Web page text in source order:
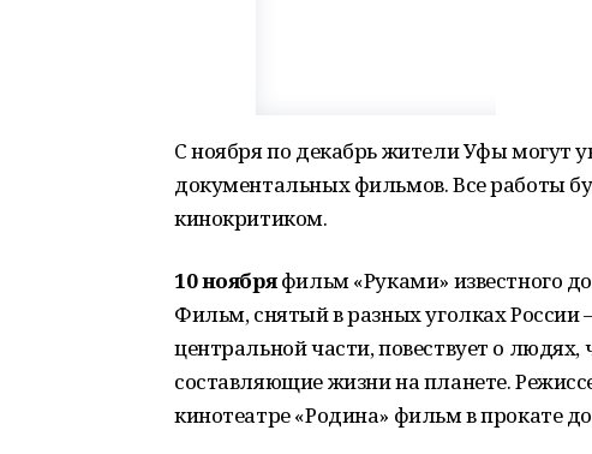
C ноября по декабрь жители Уфы могут
документальных фильмов. Все работы
кинокритиком.
10 ноябряфильм «Руками» известного
Фильм, снятый в разных уголках России
центральной части, повествует о
составляющие жизни на планете.
кинотеатре «Родина» фильм в прокате